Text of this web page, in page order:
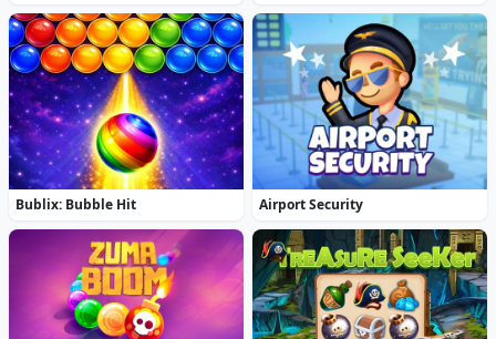
Bublix: Bubble Hit Airport Security